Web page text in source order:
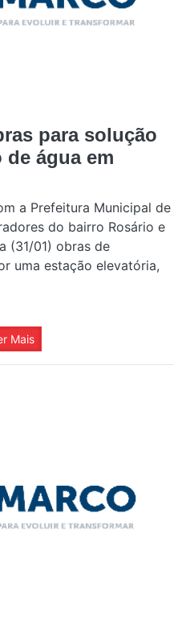
para solução
água em
a Prefeitura Municipal de
do bairro Rosário e
(31/01) obras de
uma estação elevatória,
Mais